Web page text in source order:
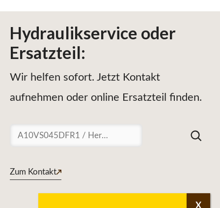
Hydraulikservice oder
Ersatzteil:
Wir helfen sofort. Jetzt Kontakt
aufnehmen oder online Ersatzteil finden.
Suchen
Zum Kontakt